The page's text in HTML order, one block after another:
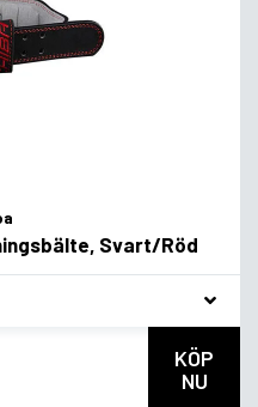
Svart/Röd
KÖP
NU